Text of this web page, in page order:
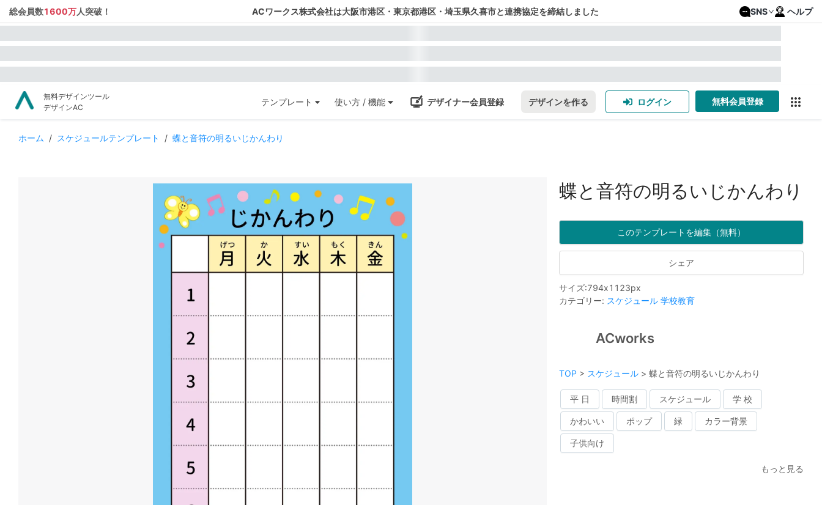
総会員数1600万人突破！ ACワークス株式会社は大阪市港区・東京都港区・埼玉県久喜市と連携協定を締結しました SNS ヘルプ
無料デザインツール
デザインAC
テンプレート 使い方 / 機能 デザイナー会員登録 デザインを作る ログイン 無料会員登録
ホーム / スケジュールテンプレート / 蝶と音符の明るいじかんわり
蝶と音符の明るいじかんわり
このテンプレートを編集（無料）
シェア
サイズ:794x1123px
カテゴリー: スケジュール 学校教育
ACworks
TOP > スケジュール > 蝶と音符の明るいじかんわり
平 日 時間割 スケジュール 学 校
かわいい ポップ 緑 カラー背景
子供向け
もっと見る